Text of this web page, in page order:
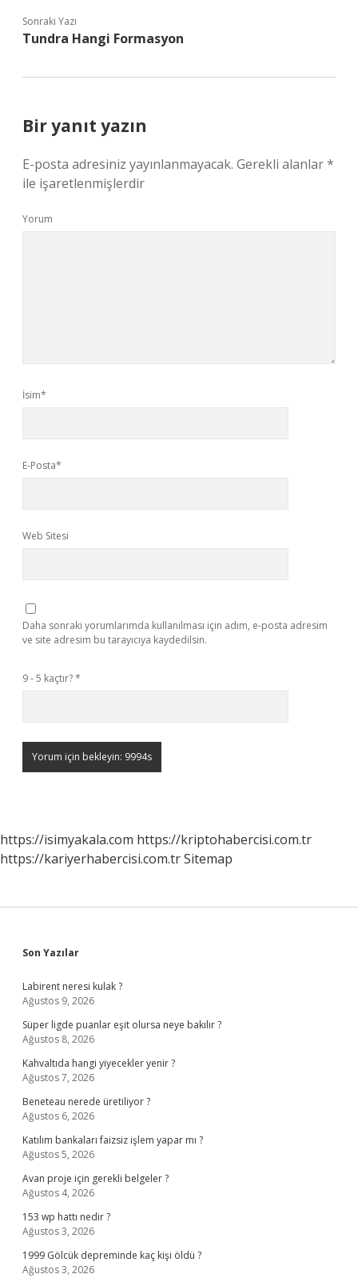
Sonraki Yazı
Tundra Hangi Formasyon
Bir yanıt yazın
E-posta adresiniz yayınlanmayacak. Gerekli alanlar*
ile işaretlenmişlerdir
Yorum
İsim*
E-Posta*
Web Sitesi
Daha sonraki yorumlarımda kullanılması için adım, e-posta adresim
ve site adresim bu tarayıcıya kaydedilsin.
9 - 5 kaçtır?*
https://isimyakala.com https://kriptohabercisi.com.tr
https://kariyerhabercisi.com.trSitemap
Sidebar
Son Yazılar
Labirent neresi kulak ?
Ağustos 9, 2026
Süper ligde puanlar eşit olursa neye bakılır ?
Ağustos 8, 2026
Kahvaltıda hangi yiyecekler yenir ?
Ağustos 7, 2026
Beneteau nerede üretiliyor ?
Ağustos 6, 2026
Katılım bankaları faizsiz işlem yapar mı ?
Ağustos 5, 2026
Avan proje için gerekli belgeler ?
Ağustos 4, 2026
153 wp hattı nedir ?
Ağustos 3, 2026
1999 Gölcük depreminde kaç kişi öldü ?
Ağustos 3, 2026